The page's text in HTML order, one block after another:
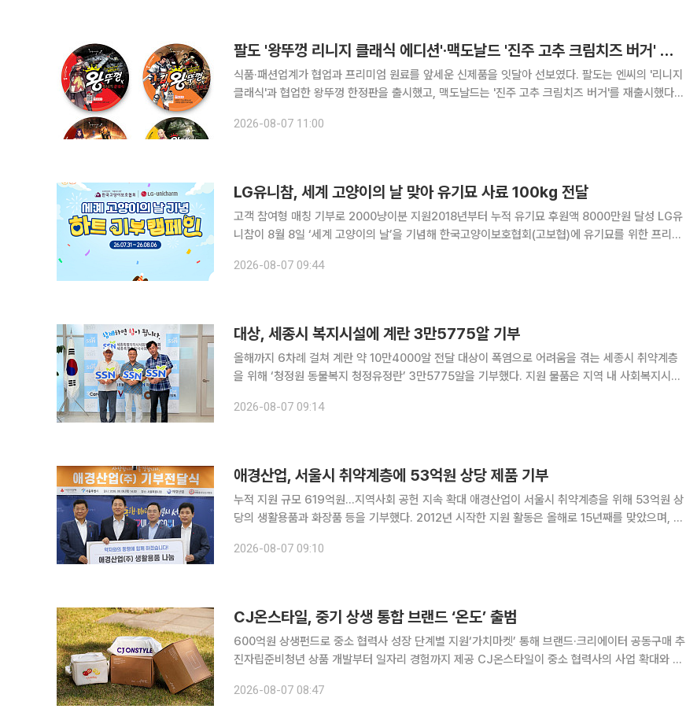
팔도 '왕뚜껑 리니지 클래식 에디션'·맥도날드 '진주 고추 크림치즈 버거' 외[나왔다 신상]
식품·패션업계가 협업과 프리미엄 원료를 앞세운 신제품을 잇달아 선보였다. 팔도는 엔씨의 '리니지
클래식'과 협업한 왕뚜껑 한정판을 출시했고, 맥도날드는 '진주 고추 크림치즈 버거'를 재출시했다.
2026-08-07 11:00
LG유니참, 세계 고양이의 날 맞아 유기묘 사료 100kg 전달
고객 참여형 매칭 기부로 2000냥이분 지원2018년부터 누적 유기묘 후원액 8000만원 달성 LG유
니참이 8월 8일 ‘세계 고양이의 날’을 기념해 한국고양이보호협회(고보협)에 유기묘를 위한 프리미
2000회 급여가 가능한 수량으로, 유기묘의 안정적인 급
2026-08-07 09:44
대상, 세종시 복지시설에 계란 3만5775알 기부
올해까지 6차례 걸쳐 계란 약 10만4000알 전달 대상이 폭염으로 어려움을 겪는 세종시 취약계층
을 위해 ‘청정원 동물복지 청정유정란’ 3만5775알을 기부했다. 지원 물품은 지역 내 사회복지시설
식을 열었다. 행사에는 문홍길 축산환경관리원장과 김부유 세
2026-08-07 09:14
애경산업, 서울시 취약계층에 53억원 상당 제품 기부
누적 지원 규모 619억원…지역사회 공헌 지속 확대 애경산업이 서울시 취약계층을 위해 53억원 상
당의 생활용품과 화장품 등을 기부했다. 2012년 시작한 지원 활동은 올해로 15년째를 맞았으며, 누
울사회복지공동모금회, (사)희망을나누는사람들과 제품 기부
2026-08-07 09:10
CJ온스타일, 중기 상생 통합 브랜드 ‘온도’ 출범
600억원 상생펀드로 중소 협력사 성장 단계별 지원‘가치마켓’ 통해 브랜드·크리에이터 공동구매 추
진자립준비청년 상품 개발부터 일자리 경험까지 제공 CJ온스타일이 중소 협력사의 사업 확대와 자
600억원 규모의 상생펀드를 운영하고 커머스 역량을 활용한 청년
2026-08-07 08:47